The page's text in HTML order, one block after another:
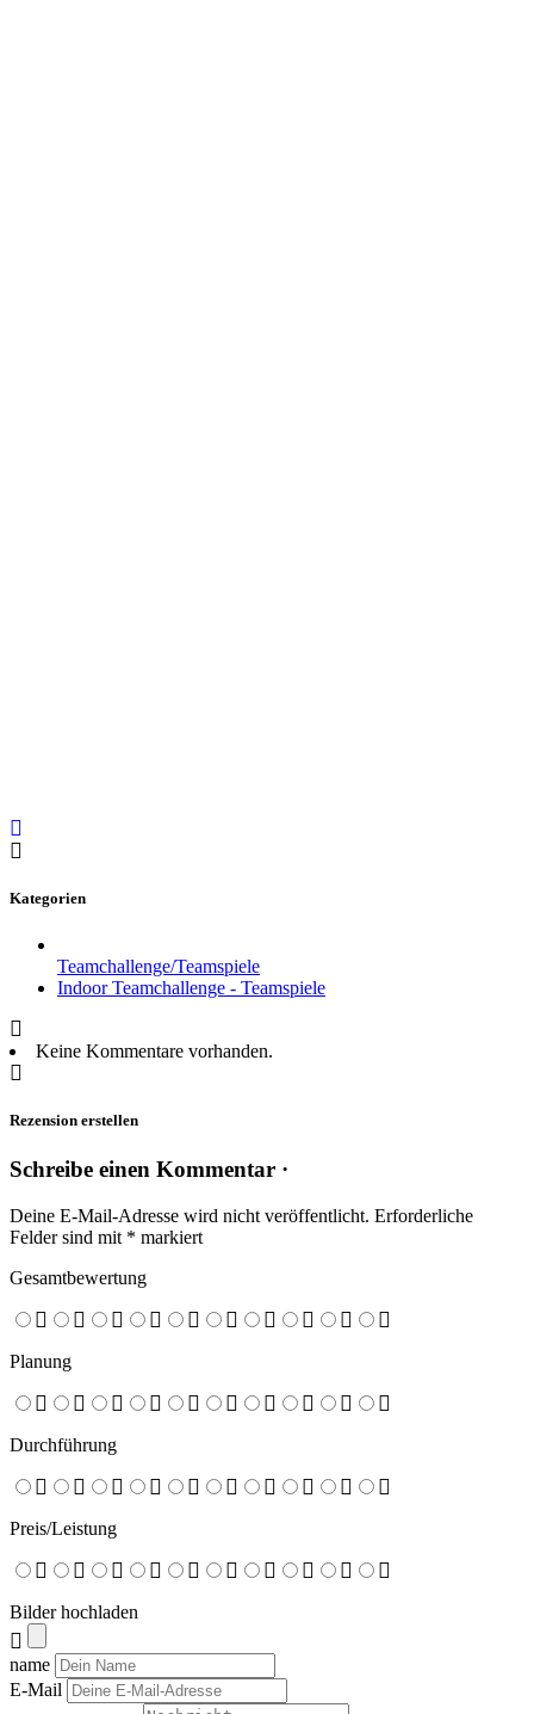
Kategorien
Teamchallenge/Teamspiele
Indoor Teamchallenge - Teamspiele
Keine Kommentare vorhanden.
Rezension erstellen
Schreibe einen Kommentar ·
Deine E-Mail-Adresse wird nicht veröffentlicht. Erforderliche
Felder sind mit * markiert
Gesamtbewertung
Planung
Durchführung
Preis/Leistung
Bilder hochladen
name
E-Mail